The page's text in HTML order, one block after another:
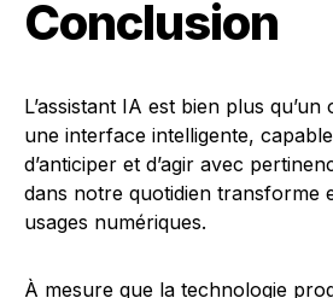
Conclusion
L’assistant IA est bien plus qu’un
une interface intelligente,
d’anticiper et d’agir avec
dans notre quotidien transforme
usages numériques.
À mesure que la technologie